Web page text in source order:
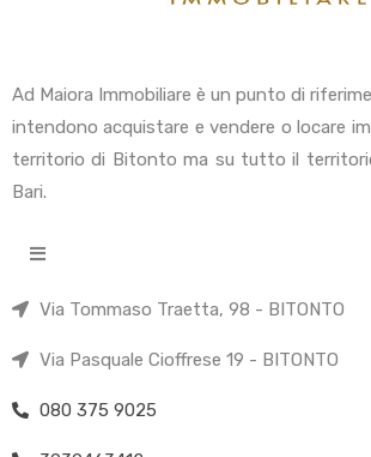
Ad Maiora Immobiliare è un punto di
intendono acquistare e vendere o locare
territorio di Bitonto ma su tutto il
Bari.
Via Tommaso Traetta, 98 - BITONTO
Via Pasquale Cioffrese 19 - BITONTO
080 375 9025